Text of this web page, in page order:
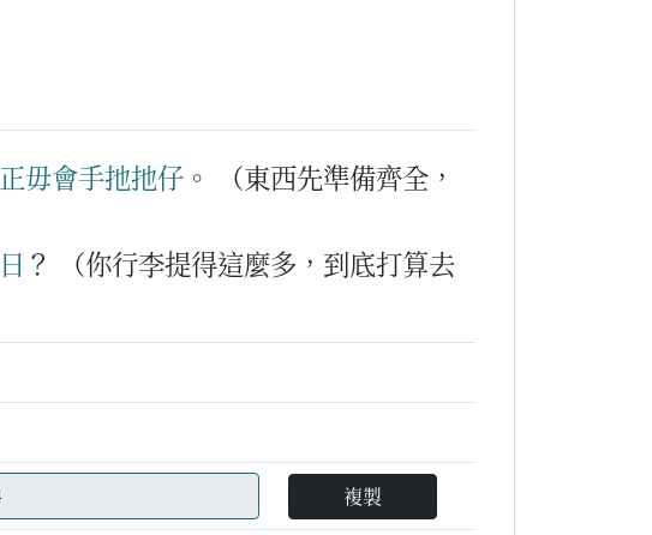
正毋會手扡扡仔 。
（東西先準備齊全，
日 ？
（你行李提得這麼多，到底打算去
複製